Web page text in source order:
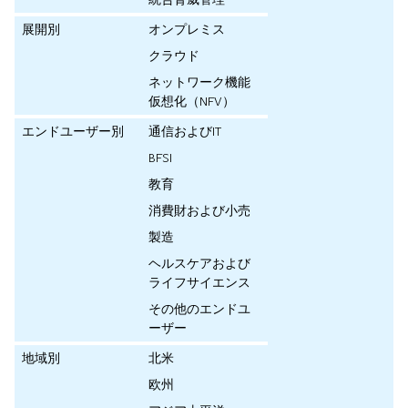
展開別
オンプレミス
クラウド
ネットワーク機能
仮想化（NFV）
エンドユーザー別
通信およびIT
BFSI
教育
消費財および小売
製造
ヘルスケアおよび
ライフサイエンス
その他のエンドユ
ーザー
地域別
北米
欧州